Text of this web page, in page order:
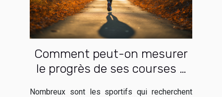
Comment peut-on mesurer
le progrès de ses courses à
Nombreux sont les sportifs qui recherchent